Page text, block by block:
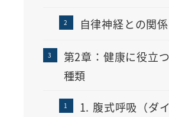
自律神経との関係
第2章：健康に役立
種類
1. 腹式呼吸（ダ